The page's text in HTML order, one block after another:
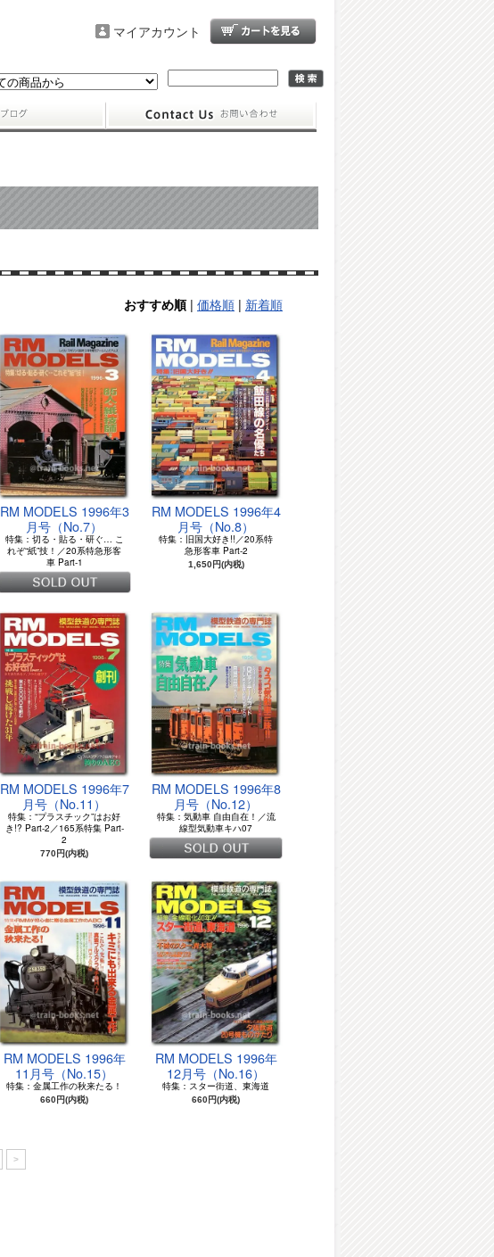
マイアカウント
おすすめ順| 価格順 | 新着順
RM MODELS 1996年3
月号（No.7）
特集：切る・貼る・研ぐ… こ
れぞ“紙”技！／20系特急形客
車 Part-1
RM MODELS 1996年4
月号（No.8）
特集：旧国大好き!!／20系特
急形客車 Part-2
1,650円(内税)
RM MODELS 1996年7
月号（No.11）
特集：“プラスチック”はお好
き!? Part-2／165系特集 Part-
2
770円(内税)
RM MODELS 1996年8
月号（No.12）
特集：気動車 自由自在！／流
線型気動車キハ07
RM MODELS 1996年
11月号（No.15）
特集：金属工作の秋来たる！
660円(内税)
RM MODELS 1996年
12月号（No.16）
特集：スター街道、東海道
660円(内税)
>